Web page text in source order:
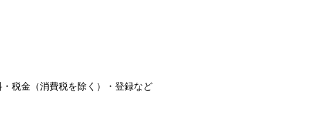
税金（消費税を除く）・登録など